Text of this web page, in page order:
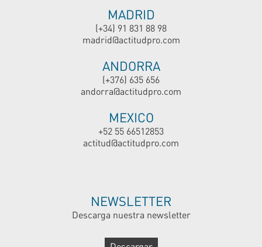
MADRID
(+34) 91 831 88 98
madrid@actitudpro.com
ANDORRA
(+376) 635 656
andorra@actitudpro.com
MEXICO
+52 55 66512853
actitud@actitudpro.com
NEWSLETTER
Descarga nuestra newsletter